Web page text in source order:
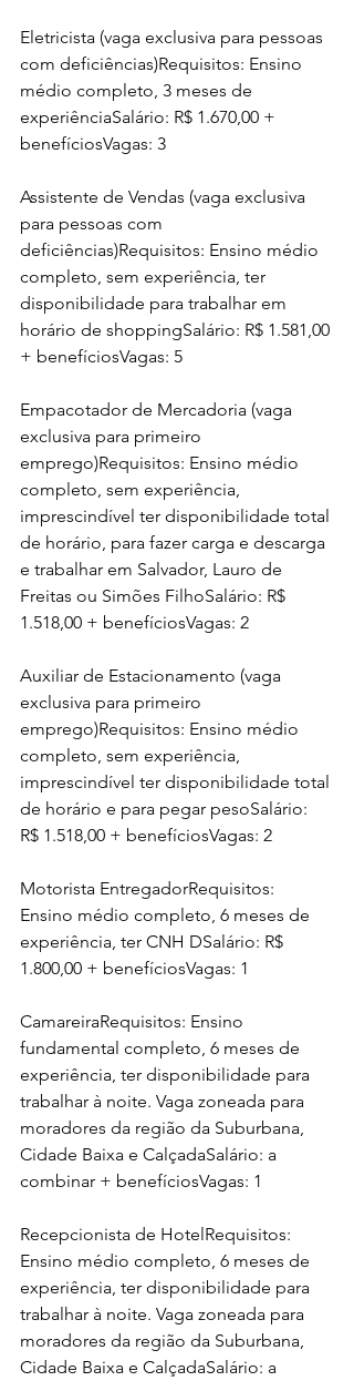
Eletricista (vaga exclusiva para pessoas
com deficiências)Requisitos: Ensino
médio completo, 3 meses de
experiênciaSalário: R$ 1.670,00 +
benefíciosVagas: 3
Assistente de Vendas (vaga exclusiva
para pessoas com
deficiências)Requisitos: Ensino médio
completo, sem experiência, ter
disponibilidade para trabalhar em
horário de shoppingSalário: R$ 1.581,00
+ benefíciosVagas: 5
Empacotador de Mercadoria (vaga
exclusiva para primeiro
emprego)Requisitos: Ensino médio
completo, sem experiência,
imprescindível ter disponibilidade total
de horário, para fazer carga e descarga
e trabalhar em Salvador, Lauro de
Freitas ou Simões FilhoSalário: R$
1.518,00 + benefíciosVagas: 2
Auxiliar de Estacionamento (vaga
exclusiva para primeiro
emprego)Requisitos: Ensino médio
completo, sem experiência,
imprescindível ter disponibilidade total
de horário e para pegar pesoSalário:
R$ 1.518,00 + benefíciosVagas: 2
Motorista EntregadorRequisitos:
Ensino médio completo, 6 meses de
experiência, ter CNH DSalário: R$
1.800,00 + benefíciosVagas: 1
CamareiraRequisitos: Ensino
fundamental completo, 6 meses de
experiência, ter disponibilidade para
trabalhar à noite. Vaga zoneada para
moradores da região da Suburbana,
Cidade Baixa e CalçadaSalário: a
combinar + benefíciosVagas: 1
Recepcionista de HotelRequisitos:
Ensino médio completo, 6 meses de
experiência, ter disponibilidade para
trabalhar à noite. Vaga zoneada para
moradores da região da Suburbana,
Cidade Baixa e CalçadaSalário: a